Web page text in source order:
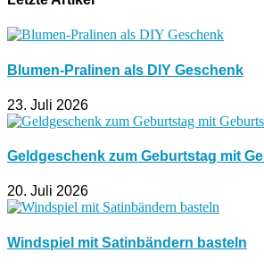
Blumen-Pralinen als DIY Geschenk
23. Juli 2026
Geldgeschenk zum Geburtstag mit
20. Juli 2026
Windspiel mit Satinbändern basteln